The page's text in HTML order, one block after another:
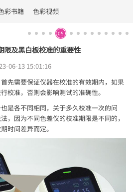
彩书籍 色彩视频
05
限及黑白板校准的重要性
06-13 15:01:16
先需要保证仪器在校准的有效期内，如果
校准，否则会影响测试的准确性。
是各不同相同，关于多久校准一次的问
，因为不同色差仪的校准期限是不同的，
时间差异而定。